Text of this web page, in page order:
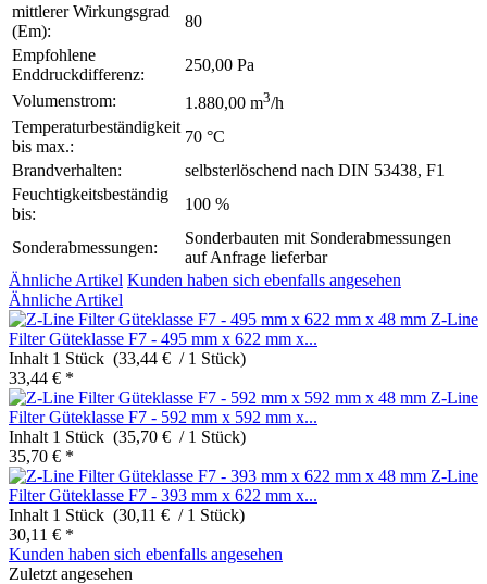
mittlerer Wirkungsgrad
(Em):
80
Empfohlene
Enddruckdifferenz:
250,00 Pa
Volumenstrom:
1.880,00 m3/h
Temperaturbeständigkeit
bis max.:
70 °C
Brandverhalten:
selbsterlöschend nach DIN 53438, F1
Feuchtigkeitsbeständig
bis:
100 %
Sonderabmessungen:
Sonderbauten mit Sonderabmessungen
auf Anfrage lieferbar
Ähnliche Artikel Kunden haben sich ebenfalls angesehen
Ähnliche Artikel
Z-Line
Filter Güteklasse F7 - 495 mm x 622 mm x...
Inhalt 1 Stück (33,44 € / 1 Stück)
33,44 € *
Z-Line
Filter Güteklasse F7 - 592 mm x 592 mm x...
Inhalt 1 Stück (35,70 € / 1 Stück)
35,70 € *
Z-Line
Filter Güteklasse F7 - 393 mm x 622 mm x...
Inhalt 1 Stück (30,11 € / 1 Stück)
30,11 € *
Kunden haben sich ebenfalls angesehen
Zuletzt angesehen